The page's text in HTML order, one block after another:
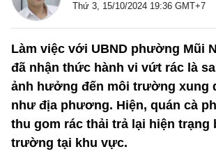
Thứ 3, 15/10/2024 19:36 GMT+7
Làm việc với UBND phường Mũi
đã nhận thức hành vi vứt rác là
ảnh hưởng đến môi trường xung
như địa phương. Hiện, quán cà
thu gom rác thải trả lại hiện trạng
trường tại khu vực.